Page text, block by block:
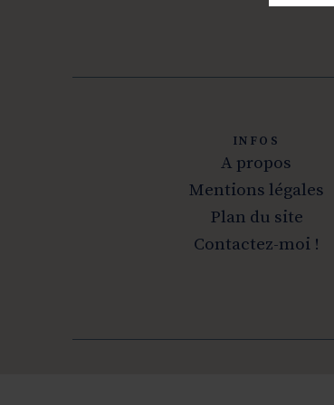
INFOS
A propos
Mentions légales
Plan du site
Contactez-moi !